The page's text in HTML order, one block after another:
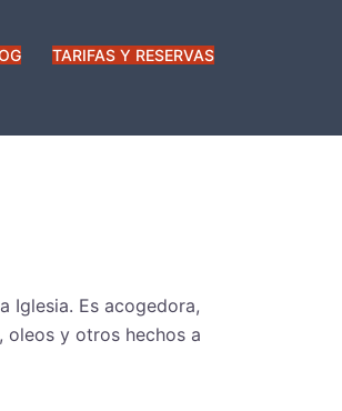
TARIFAS Y RESERVAS
Iglesia. Es acogedora,
oleos y otros hechos a